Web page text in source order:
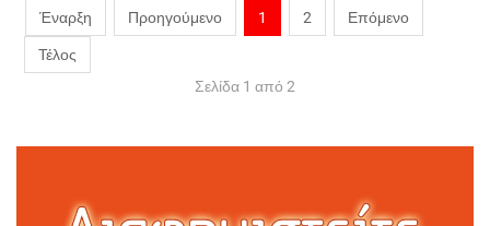
Έναρξη Προηγούμενο 1 2 Επόμενο
Τέλος
Σελίδα 1 από 2